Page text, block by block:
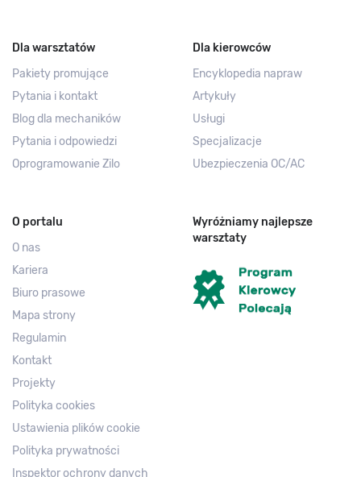
Dla warsztatów
Pakiety promujące
Pytania i kontakt
Blog dla mechaników
Pytania i odpowiedzi
Oprogramowanie Zilo
Dla kierowców
Encyklopedia napraw
Artykuły
Usługi
Specjalizacje
Ubezpieczenia OC/AC
O portalu
O nas
Kariera
Biuro prasowe
Mapa strony
Regulamin
Kontakt
Projekty
Polityka cookies
Ustawienia plików cookie
Polityka prywatności
Inspektor ochrony danych
Wyróżniamy najlepsze
warsztaty